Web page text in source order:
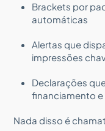
Brackets por
automáticas
Alertas que
impressões
Declarações
financiamento
Nada disso é